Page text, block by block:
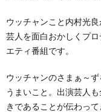
ウッチャンこと内村光
芸人を面白おかしくプ
エティ番組です。
ウッチャンのさまぁ～
うまいこと。出演芸人
きであることが伝わっ